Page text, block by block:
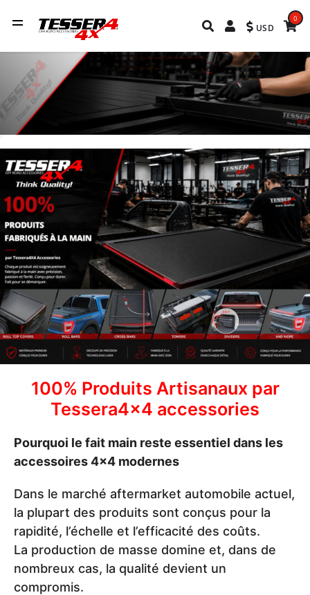
USD
0
100% Produits Artisanaux par
Tessera4x4 accessories
Pourquoi le fait main reste essentiel dans les
accessoires 4x4 modernes
Dans le marché aftermarket automobile actuel,
la plupart des produits sont conçus pour la
rapidité, l’échelle et l’efficacité des coûts.
La production de masse domine et, dans de
nombreux cas, la qualité devient un
compromis.